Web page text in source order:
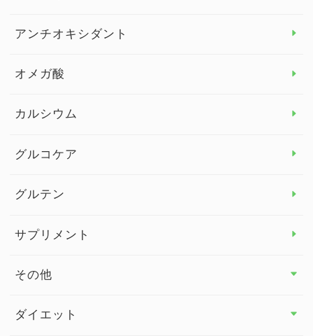
アレルギー トップ
アンチオキシダント
オメガ酸
カルシウム
グルコケア
グルテン
サプリメント
その他
その他 トップ
ダイエット